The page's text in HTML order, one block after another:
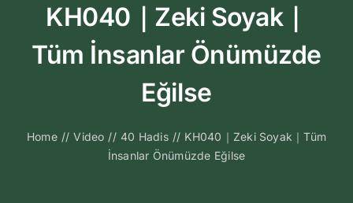
Biyografi
Kitapları
KH040｜Zeki Soyak｜
Tüm İnsanlar Önümüzde
Eğilse
Home // Video // 40 Hadis // KH040｜Zeki Soyak｜Tüm
İnsanlar Önümüzde Eğilse